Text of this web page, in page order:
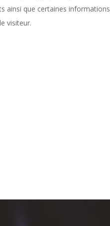
ainsi que certaines informations
visiteur.